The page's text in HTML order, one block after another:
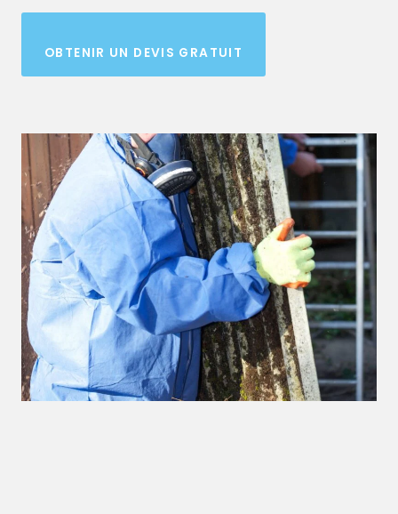
OBTENIR UN DEVIS GRATUIT